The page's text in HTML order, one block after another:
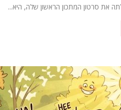
את סרטון המתכון הראשון שלה, היא...